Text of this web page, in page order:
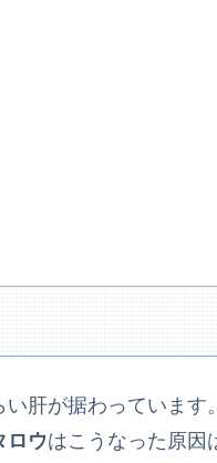
肝が据わっています
ロウはこうなった原因